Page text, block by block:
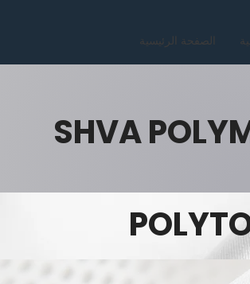
الصفحة الرئيسية
SHVA